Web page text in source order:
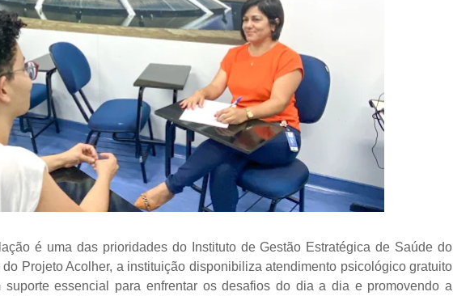
é uma das prioridades do Instituto de Gestão Estratégica de Saúde do
Projeto Acolher, a instituição disponibiliza atendimento psicológico gratuito
suporte essencial para enfrentar os desafios do dia a dia e promovendo a